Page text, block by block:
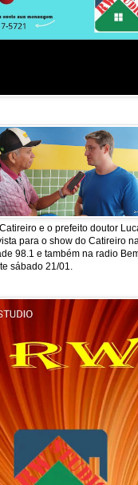
e o prefeito doutor
para o show do Catireiro
98.1 e também na radio
sábado 21/01.